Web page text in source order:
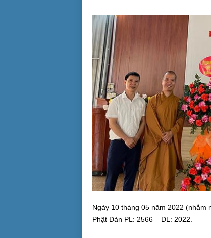
Ngày 10 tháng 05 năm 2022 (nhằm
Phật Đản PL: 2566 – DL: 2022.